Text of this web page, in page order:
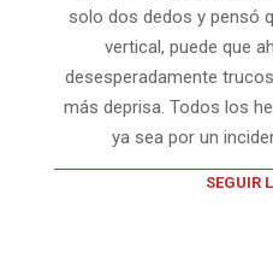
solo dos dedos y pensó
vertical, puede que
desesperadamente
más deprisa. Todos los
ya sea por un
SEGUIR